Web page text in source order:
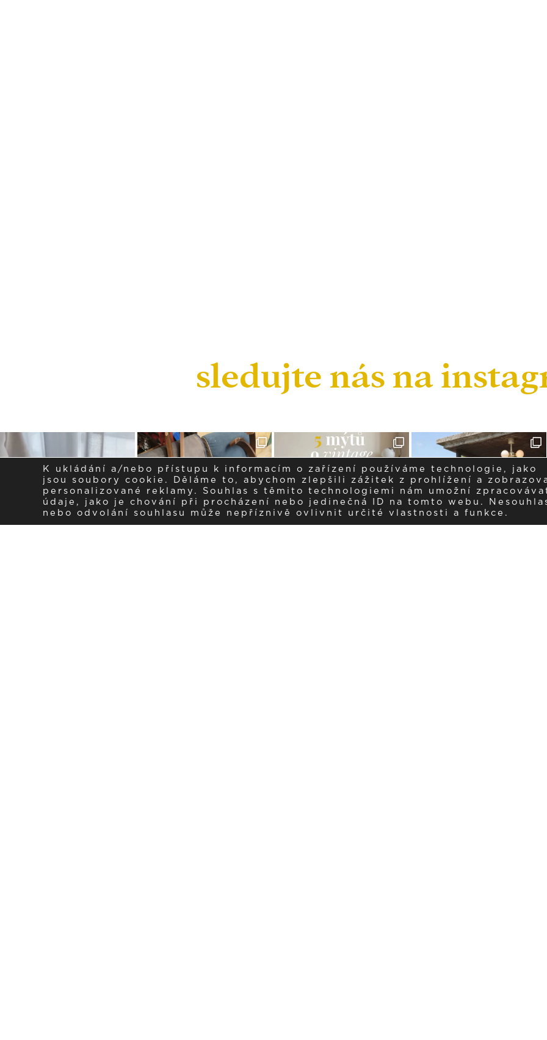
sledujte nás na
K ukládání a/nebo přístupu k informacím o zařízení používáme technologie, jako
jsou soubory cookie. Děláme to, abychom zlepšili zážitek z prohlížení a
personalizované reklamy. Souhlas s těmito technologiemi nám umožní
údaje, jako je chování při procházení nebo jedinečná ID na tomto webu.
nebo odvolání souhlasu může nepříznivě ovlivnit určité vlastnosti a funkce.